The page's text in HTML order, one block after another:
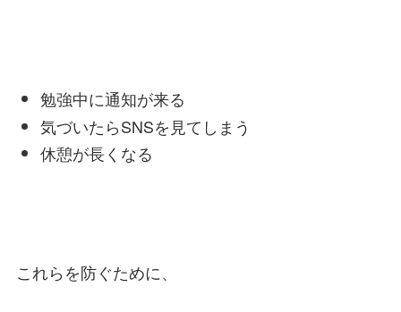
勉強中に通知が来る
気づいたらSNSを見てしまう
休憩が長くなる
これらを防ぐために、